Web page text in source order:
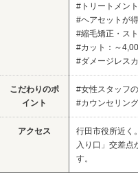
#トリートメン
#ヘアセットが
#縮毛矯正・ス
#カット：～
#ダメージレス
こだわりのポ
イント
#女性スタッフ
#カウンセリン
アクセス
行田市役所近く
入り口」交差点
す。